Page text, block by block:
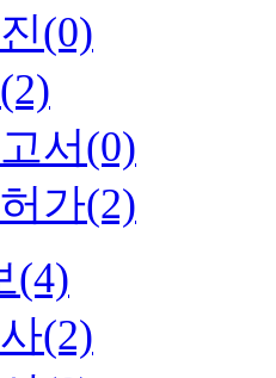
(0)
(2)
서 (0)
가(2)
(4)
(2)